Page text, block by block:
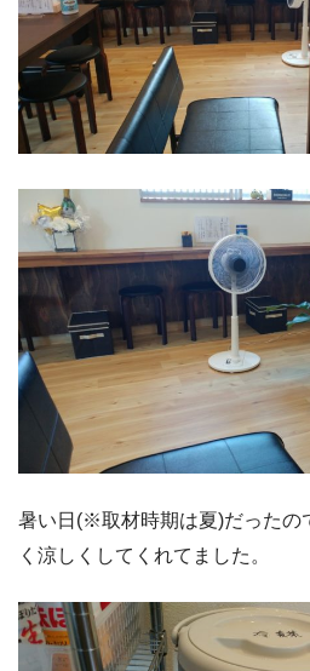
暑い日(※取材時期は夏)だったの
く涼しくしてくれてました。